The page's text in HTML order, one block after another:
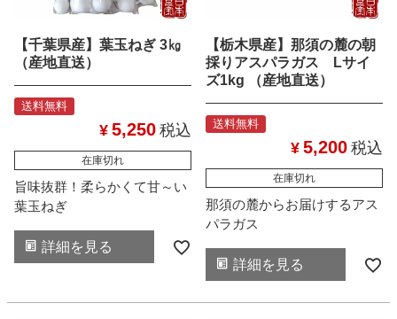
【千葉県産】葉玉ねぎ 3㎏
（産地直送）
送料無料
¥ 5,250 税込
在庫切れ
旨味抜群！柔らかくて甘～い
葉玉ねぎ
詳細を見る
【栃木県産】那須の麓の朝
採りアスパラガス Lサイ
ズ1kg （産地直送）
送料無料
¥ 5,200 税込
在庫切れ
那須の麓からお届けするアス
パラガス
詳細を見る